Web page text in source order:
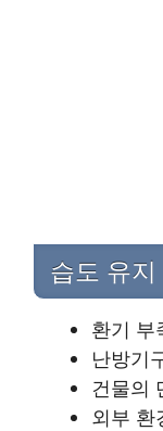
습도 유
환기 부
난방기
건물의
외부 환